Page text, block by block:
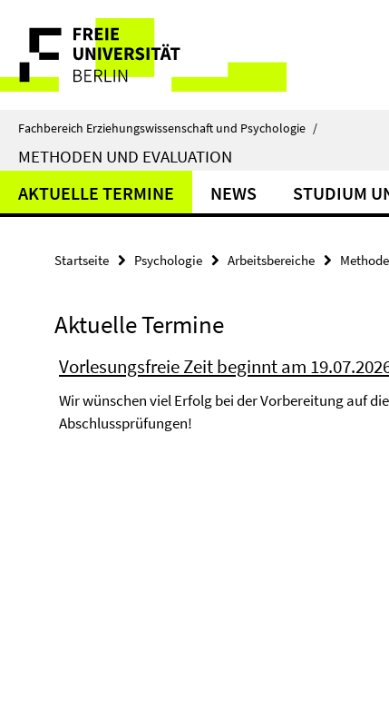
direkt
Inhalt
Service-
Navigation
Fachbereich Erziehungswissenschaft und Psychologie /
METHODEN UND EVALUATION
AKTUELLE TERMINE NEWS STUDIUM
Startseite Psychologie Arbeitsbereiche
Aktuelle Termine
Vorlesungsfreie Zeit beginnt am
Wir wünschen viel Erfolg bei der Vorbereitung auf die
Abschlussprüfungen!